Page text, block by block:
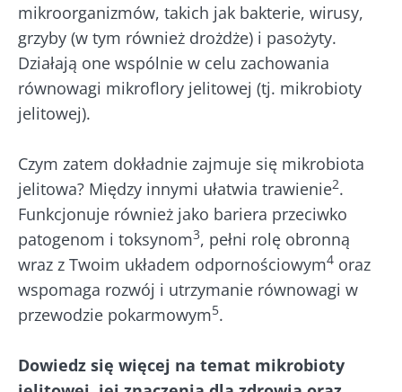
mikroorganizmów, takich jak bakterie, wirusy,
grzyby (w tym również drożdże) i pasożyty.
Działają one wspólnie w celu zachowania
równowagi mikroflory jelitowej (tj. mikrobioty
jelitowej).
Czym zatem dokładnie zajmuje się mikrobiota
jelitowa? Między innymi ułatwia trawienie2.
Funkcjonuje również jako bariera przeciwko
patogenom i toksynom3, pełni rolę obronną
wraz z Twoim układem odpornościowym4 oraz
wspomaga rozwój i utrzymanie równowagi w
przewodzie pokarmowym5.
Dowiedz się więcej na temat mikrobioty